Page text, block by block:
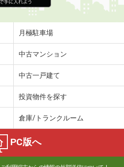
月極駐車場
中古マンション
中古一戸建て
投資物件を探す
倉庫/トランクルーム
PC版へ